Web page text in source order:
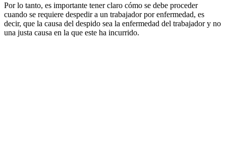
Por lo tanto, es importante tener claro cómo se debe proceder
cuando se requiere despedir a un trabajador por enfermedad, es
decir, que la causa del despido sea la enfermedad del trabajador y no
una justa causa en la que este ha incurrido.